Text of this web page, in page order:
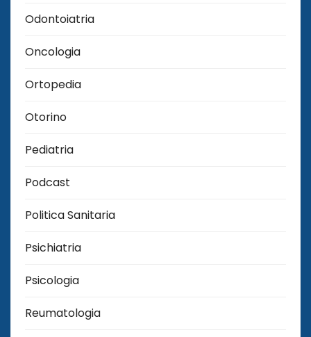
Odontoiatria
Oncologia
Ortopedia
Otorino
Pediatria
Podcast
Politica Sanitaria
Psichiatria
Psicologia
Reumatologia